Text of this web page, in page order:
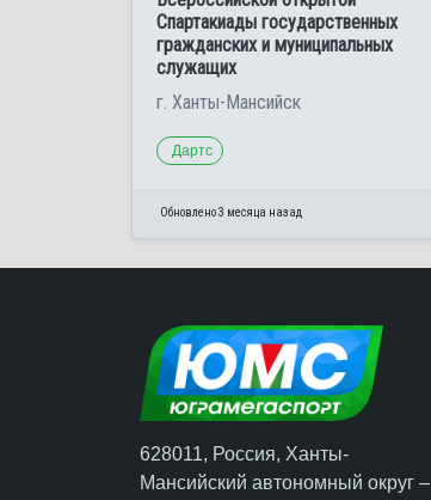
Спартакиады государственных
гражданских и муниципальных
служащих
г. Ханты-Мансийск
Дартс
Обновлено 3 месяца назад
628011, Россия, Ханты-
Мансийский автономный округ –